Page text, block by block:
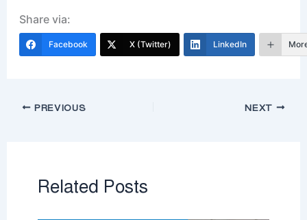
Share via:
Facebook X (Twitter) LinkedIn
PREVIOUS NEXT
Related Posts